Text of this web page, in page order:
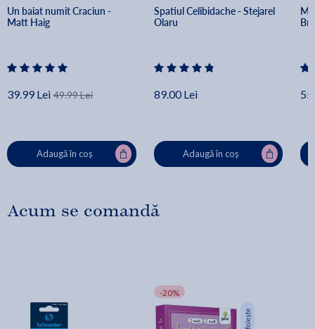
Un baiat numit Craciun -
Matt Haig
39.99 Lei 49.99 Lei
Adaugă în coș
Spatiul Celibidache - Stejarel
Olaru
89.00 Lei
Adaugă în coș
Acum se comandă
-20%